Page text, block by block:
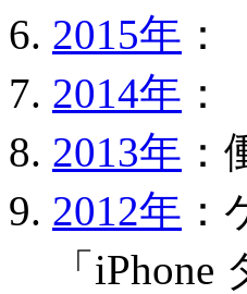
2015年 ：
2014年 ：
2013年
2012年
「iPhone